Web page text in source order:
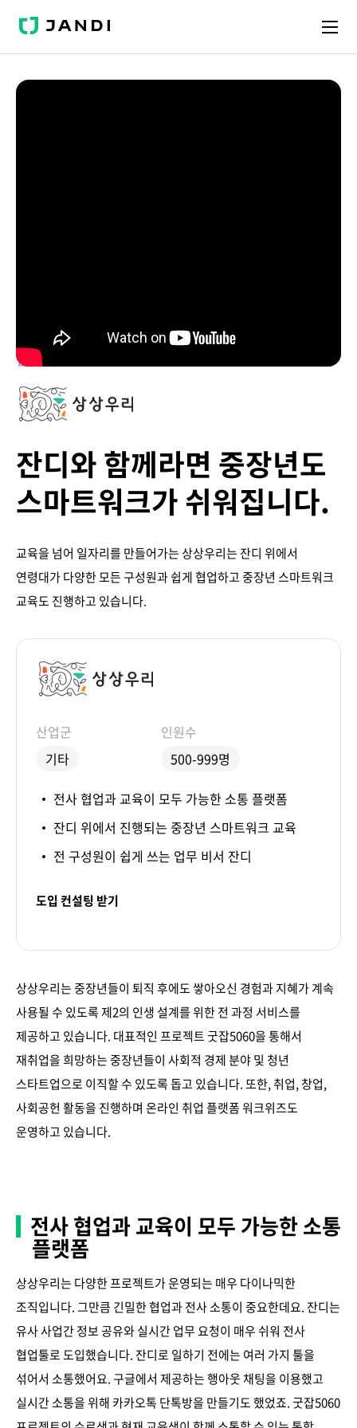
J
N
I
잔디 활용사례
잔디와 함께라면 중장년도
스마트워크가 쉬워집니다.
교육을 넘어 일자리를 만들어가는 상상우리는 잔디 위에서
연령대가 다양한 모든 구성원과 쉽게 협업하고 중장년 스마트워크
교육도 진행하고 있습니다.
산업군
기타
인원수
500-999명
전사 협업과 교육이 모두 가능한 소통 플랫폼
잔디 위에서 진행되는 중장년 스마트워크 교육
전 구성원이 쉽게 쓰는 업무 비서 잔디
도입 컨설팅 받기
상상우리는 중장년들이 퇴직 후에도 쌓아오신 경험과 지혜가 계속
사용될 수 있도록 제2의 인생 설계를 위한 전 과정 서비스를
제공하고 있습니다. 대표적인 프로젝트 굿잡5060을 통해서
재취업을 희망하는 중장년들이 사회적 경제 분야 및 청년
스타트업으로 이직할 수 있도록 돕고 있습니다. 또한, 취업, 창업,
사회공헌 활동을 진행하며 온라인 취업 플랫폼 워크위즈도
운영하고 있습니다.
전사 협업과 교육이 모두 가능한 소통
플랫폼
상상우리는 다양한 프로젝트가 운영되는 매우 다이나믹한
조직입니다. 그만큼 긴밀한 협업과 전사 소통이 중요한데요. 잔디는
유사 사업간 정보 공유와 실시간 업무 요청이 매우 쉬워 전사
협업툴로 도입했습니다. 잔디로 일하기 전에는 여러 가지 툴을
섞어서 소통했어요. 구글에서 제공하는 행아웃 채팅을 이용했고
실시간 소통을 위해 카카오톡 단톡방을 만들기도 했었죠. 굿잡5060